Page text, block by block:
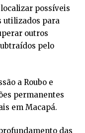
possíveis
utilizados para
outros
pelo
a Roubo e
permanentes
em Macapá.
das